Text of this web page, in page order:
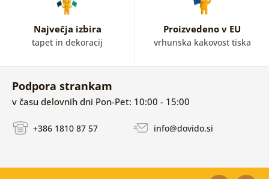
Največja izbira
tapet in dekoracij
Proizvedeno v EU
vrhunska kakovost tiska
Podpora strankam
v času delovnih dni Pon-Pet: 10:00 - 15:00
+386 1810 87 57 info@dovido.si